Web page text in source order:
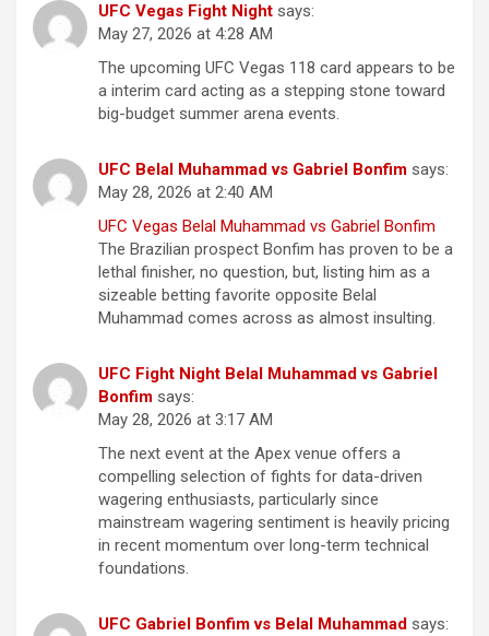
UFC Vegas Fight Night says:
May 27, 2026 at 4:28 AM
The upcoming UFC Vegas 118 card appears to be
a interim card acting as a stepping stone toward
big-budget summer arena events.
UFC Belal Muhammad vs Gabriel Bonfim says:
May 28, 2026 at 2:40 AM
UFC Vegas Belal Muhammad vs Gabriel Bonfim
The Brazilian prospect Bonfim has proven to be a
lethal finisher, no question, but, listing him as a
sizeable betting favorite opposite Belal
Muhammad comes across as almost insulting.
UFC Fight Night Belal Muhammad vs Gabriel
Bonfim says:
May 28, 2026 at 3:17 AM
The next event at the Apex venue offers a
compelling selection of fights for data-driven
wagering enthusiasts, particularly since
mainstream wagering sentiment is heavily pricing
in recent momentum over long-term technical
foundations.
UFC Gabriel Bonfim vs Belal Muhammad says: